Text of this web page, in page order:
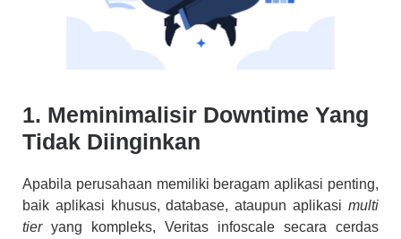
1. Meminimalisir Downtime Yang
Tidak Diinginkan
Apabila perusahaan memiliki beragam aplikasi penting,
baik aplikasi khusus, database, ataupun aplikasi multi
tieryang kompleks, Veritas infoscale secara cerdas